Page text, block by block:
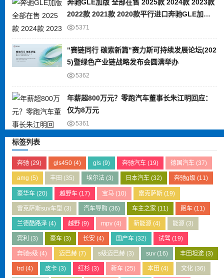
奔驰GLE加版 全部在售 2025款 2024款 2023款
2022款 2021款 2020款平行进口奔驰GLE加版
限时优惠 目前80万元起售
5371
"赛链同行 碳索新篇"赛力斯可持续发展论坛(202
5)暨绿色产业链战略发布会圆满举办
5362
年薪超800万元？零跑汽车董事长朱江明回应：
仅为8万元
5361
标签列表
奔驰(29) gls450(4) gls (9) 奔驰汽车 (19) 德国汽车 (37)
amg (5) 丰田 (35) 埃尔法 (3) 日本汽车 (32) 奔驰g级 (11)
豪华车(20) 越野车(17) 宝马 (10) 雷克萨斯 (19)
雷克萨斯suv车型 (3) 汽车导购 (36) 车主之家 (11) 跑车 (11)
兰德酷路泽(4) 越野(9) mpv (4) 新能源 (4) 能源 (3)
宾利 (3) 豪车(3) 长安 (4) 国产车 (32) 试驾 (19)
奔驰s级 (4) 迈巴赫(7) s级迈巴赫 (3) suv (16) 丰田坦途 (3)
trd (4) 皮卡(3) 红杉 (3) 新车 (25) 本田 (4) 文化(36)